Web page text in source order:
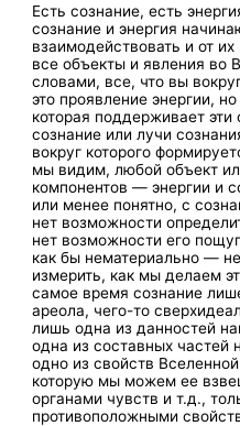
Есть сознание, есть
сознание и энергия
взаимодействовать и от
все объекты и явления во
словами, все, что вы
это проявление энергии,
которая поддерживает эти
сознание или лучи
вокруг которого
мы видим, любой объект
компонентов — энергии и
или менее понятно, с
нет возможности
нет возможности его
как бы нематериально —
измерить, как мы делаем
самое время сознание
ареола, чего-то
лишь одна из данностей
одна из составных частей
одно из свойств
которую мы можем ее
органами чувств и т.д.,
противоположными